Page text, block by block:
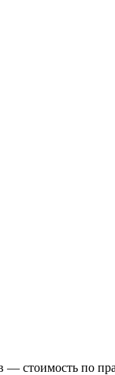
стоимость по